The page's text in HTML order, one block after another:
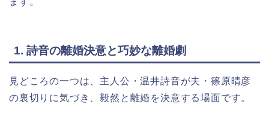
1. 詩音の離婚決意と巧妙な離婚劇
見どころの一つは、主人公・温井詩音が夫・篠原晴彦
の裏切りに気づき、毅然と離婚を決意する場面です。